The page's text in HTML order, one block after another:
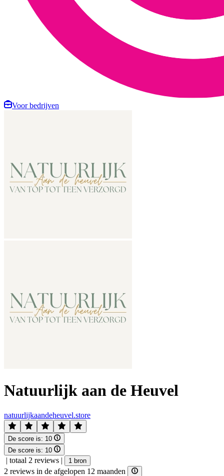
Voor bedrijven
Natuurlijk aan de Heuvel
natuurlijkaandeheuvel.store
De score is: 10
De score is: 10
| totaal 2 reviews | 1 bron
2 reviews in de afgelopen 12 maanden